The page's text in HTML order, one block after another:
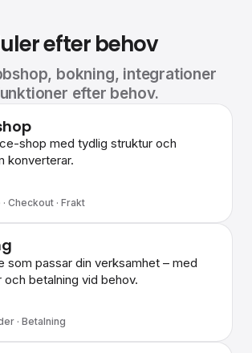
efter behov
bokning, integrationer
efter behov.
shop med tydlig struktur och
konverterar.
Checkout · Frakt
som passar din verksamhet – med
och betalning vid behov.
· Betalning